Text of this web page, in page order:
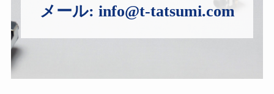
メール: info@t-tatsumi.com